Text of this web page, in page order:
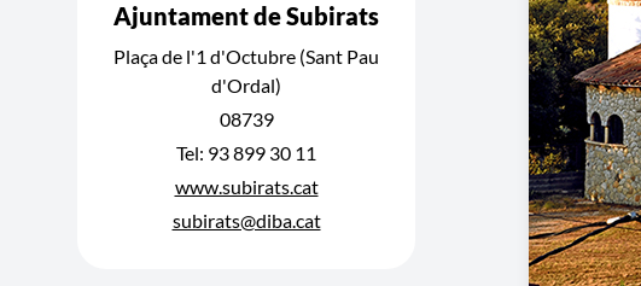
Ajuntament de Subirats
Plaça de l'1 d'Octubre (Sant Pau
d'Ordal)
08739
Tel: 93 899 30 11
www.subirats.cat
subirats@diba.cat